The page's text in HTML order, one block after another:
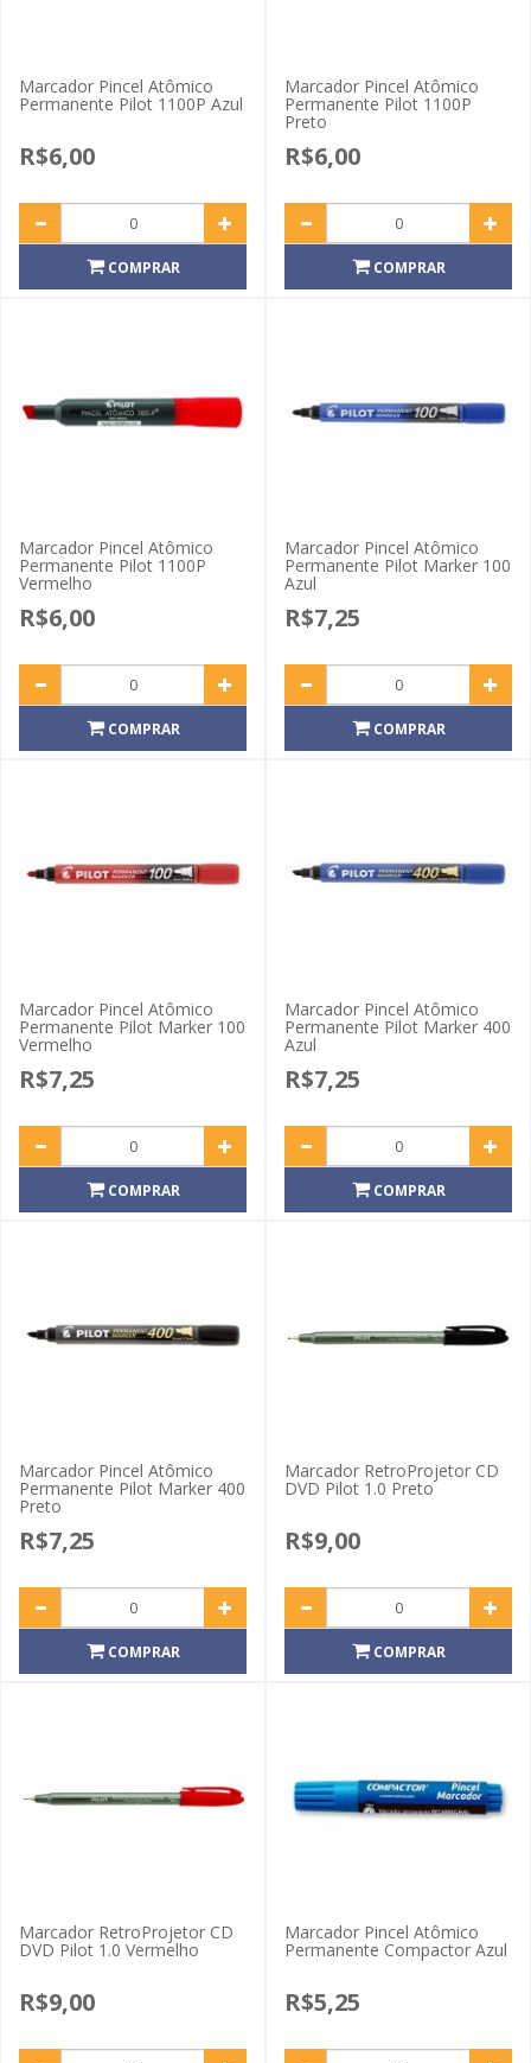
Marcador Pincel Atômico
Permanente Pilot 1100P Azul
R$6,00
COMPRAR
Marcador Pincel Atômico
Permanente Pilot 1100P
Preto
R$6,00
COMPRAR
Marcador Pincel Atômico
Permanente Pilot 1100P
Vermelho
R$6,00
COMPRAR
Marcador Pincel Atômico
Permanente Pilot Marker 100
Azul
R$7,25
COMPRAR
Marcador Pincel Atômico
Permanente Pilot Marker 100
Vermelho
R$7,25
COMPRAR
Marcador Pincel Atômico
Permanente Pilot Marker 400
Azul
R$7,25
COMPRAR
Marcador Pincel Atômico
Permanente Pilot Marker 400
Preto
R$7,25
COMPRAR
Marcador RetroProjetor CD
DVD Pilot 1.0 Preto
R$9,00
COMPRAR
Marcador RetroProjetor CD
DVD Pilot 1.0 Vermelho
R$9,00
Marcador Pincel Atômico
Permanente Compactor Azul
R$5,25